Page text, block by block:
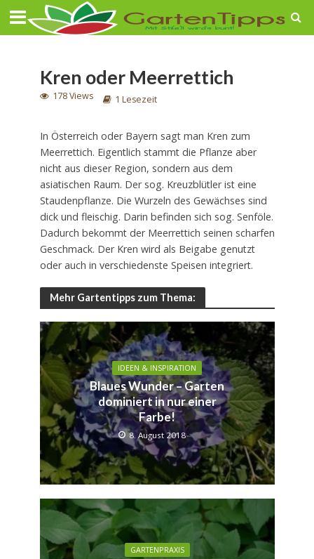
Kren oder Meerrettich
178 Views 1 Lesezeit
In Österreich oder Bayern sagt man Kren zum
Meerrettich. Eigentlich stammt die Pflanze aber
nicht aus dieser Region, sondern aus dem
asiatischen Raum. Der sog. Kreuzblütler ist eine
Staudenpflanze. Die Wurzeln des Gewächses sind
dick und fleischig. Darin befinden sich sog. Senföle.
Dadurch bekommt der Meerrettich seinen scharfen
Geschmack. Der Kren wird als Beigabe genutzt
oder auch in verschiedenste Speisen integriert.
Mehr Gartentipps zum Thema:
IDEEN & INSPIRATION
Blaues Wunder – Garten
dominiert in nur einer
Farbe!
8. August 2018
GARTENPRAXIS